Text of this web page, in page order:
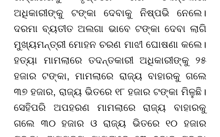
ଅଧିକାରୀଙ୍କୁ ଟଙ୍କା ଦେବାକୁ ନିଷ୍ପଭି ନେଲେ।
ଦରମା ବ୍ୟତୀତ ଅଲଗା ଭାବେ ଟଙ୍କା ଦେବା ଲାଗି
ମୁଖ୍ୟମନ୍ତ୍ରୀ ମୋହନ ଚରଣ ମାଝୀ ଘୋଷଣା କଲେ।
ହତ୍ୟା ମାମଲାରେ ତଦନ୍ତକାରୀ ଅଧିକାରୀଙ୍କୁ ୨୫
ହଜାର ଟଙ୍କା, ମାମଲାରେ ରାଜ୍ୟ ବାହାରକୁ ଗଲେ
୩୭ ହଜାର, ରାଜ୍ୟ ଭିତରେ ୧୮ ହଜାର ଟଙ୍କା ମିଳୁଛି।
ସେହିପରି ଅପହରଣ ମାମଲାରେ ରାଜ୍ୟ ବାହାରକୁ
ଗଲେ ୩୦ ହଜାର ଓ ରାଜ୍ୟ ଭିତରେ ୧୦ ହଜାର